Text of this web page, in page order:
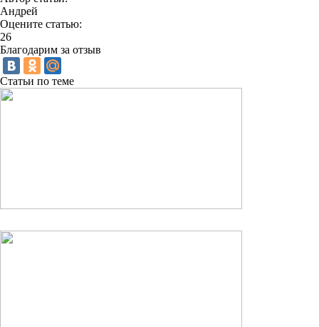
Андрей
Оцените статью:
26
Благодарим за отзыв
Статьи по теме